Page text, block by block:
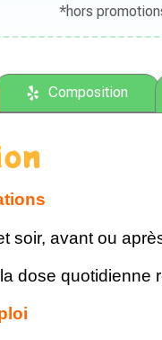
*hors
Composition
soir, avant ou
dose quotidienne